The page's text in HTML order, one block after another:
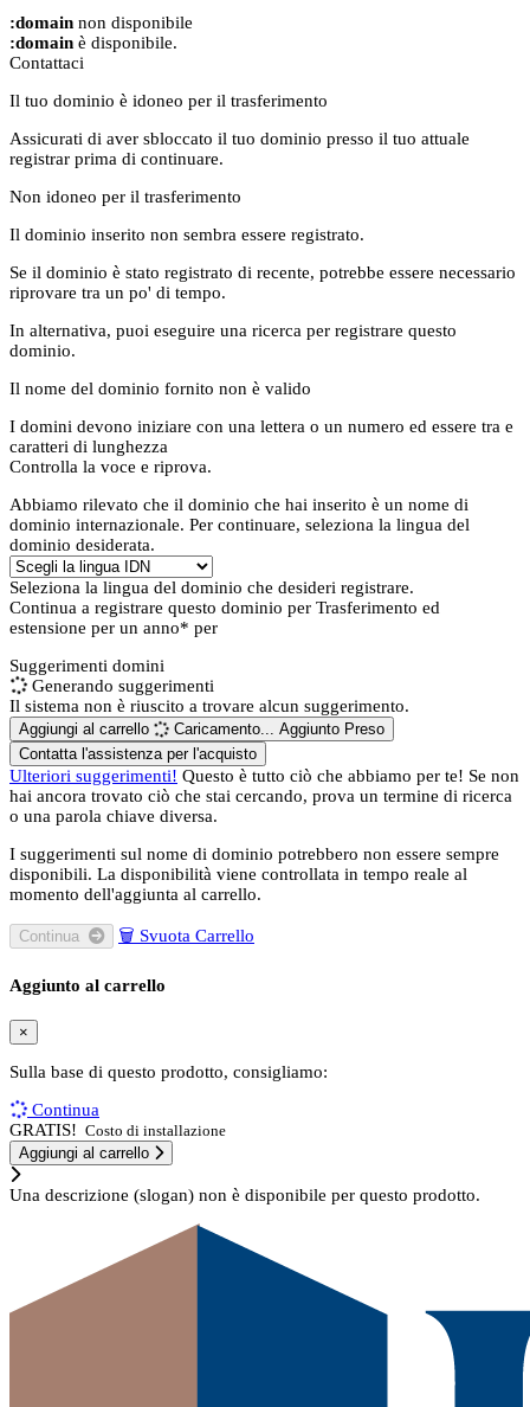
:domain non disponibile
:domain è disponibile.
Contattaci
Il tuo dominio è idoneo per il trasferimento
Assicurati di aver sbloccato il tuo dominio presso il tuo attuale
registrar prima di continuare.
Non idoneo per il trasferimento
Il dominio inserito non sembra essere registrato.
Se il dominio è stato registrato di recente, potrebbe essere necessario
riprovare tra un po' di tempo.
In alternativa, puoi eseguire una ricerca per registrare questo
dominio.
Il nome del dominio fornito non è valido
I domini devono iniziare con una lettera o un numero ed essere tra e
caratteri di lunghezza
Controlla la voce e riprova.
Abbiamo rilevato che il dominio che hai inserito è un nome di
dominio internazionale. Per continuare, seleziona la lingua del
dominio desiderata.
Seleziona la lingua del dominio che desideri registrare.
Continua a registrare questo dominio per Trasferimento ed
estensione per un anno* per
Suggerimenti domini
Generando suggerimenti
Il sistema non è riuscito a trovare alcun suggerimento.
Aggiungi al carrello Caricamento... Aggiunto Preso
Contatta l'assistenza per l'acquisto
Ulteriori suggerimenti! Questo è tutto ciò che abbiamo per te! Se non
hai ancora trovato ciò che stai cercando, prova un termine di ricerca
o una parola chiave diversa.
I suggerimenti sul nome di dominio potrebbero non essere sempre
disponibili. La disponibilità viene controllata in tempo reale al
momento dell'aggiunta al carrello.
🗑 Svuota Carrello
Aggiunto al carrello
×
Sulla base di questo prodotto, consigliamo:
Continua
GRATIS! Costo di installazione
Aggiungi al carrello
Una descrizione (slogan) non è disponibile per questo prodotto.